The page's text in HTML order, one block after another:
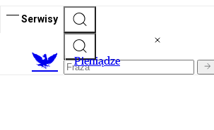
Serwisy
Pieniądze